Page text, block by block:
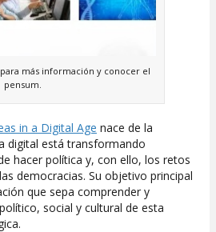
más información y conocer el
pensum.
in a Digital Age nace de la
digital está transformando
hacer política y, con ello, los retos
democracias. Su objetivo principal
que sepa comprender y
social y cultural de esta